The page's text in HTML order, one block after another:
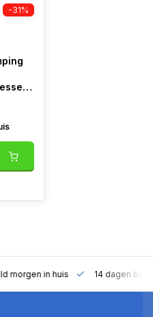
-31%
morgen in huis 14 dagen